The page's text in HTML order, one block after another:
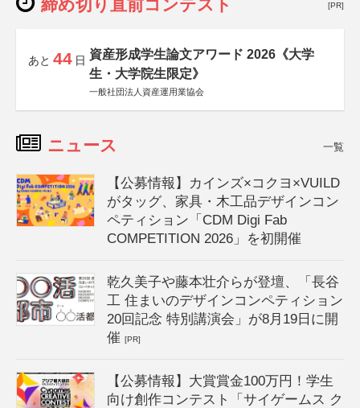
締め切り直前コンテスト [PR]
あと 44 日 資産形成学生論文アワード 2026《大学
生・大学院生限定》
一般社団法人資産運用業協会
ニュース 一覧
【公募情報】カインズ×コクヨ×VUILD
がタッグ、家具・木工品デザインコン
ペティション「CDM Digi Fab
COMPETITION 2026」を初開催
乾久美子や藤本壮介らが登壇、「長谷
工 住まいのデザインコンペティション
20回記念 特別講演会」が8月19日に開
催[PR]
【公募情報】大賞賞金100万円！学生
向け創作コンテスト「サイゲームス ク